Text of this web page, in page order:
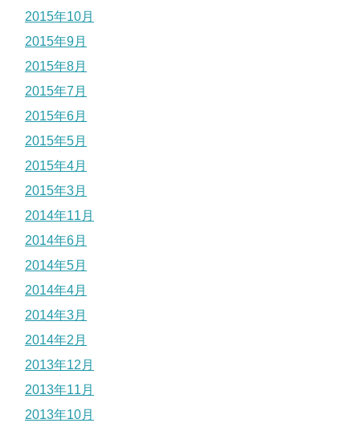
2015年10月
2015年9月
2015年8月
2015年7月
2015年6月
2015年5月
2015年4月
2015年3月
2014年11月
2014年6月
2014年5月
2014年4月
2014年3月
2014年2月
2013年12月
2013年11月
2013年10月